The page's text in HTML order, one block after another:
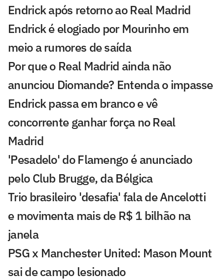
Endrick após retorno ao Real Madrid
Endrick é elogiado por Mourinho em
meio a rumores de saída
Por que o Real Madrid ainda não
anunciou Diomande? Entenda o impasse
Endrick passa em branco e vê
concorrente ganhar força no Real
Madrid
'Pesadelo' do Flamengo é anunciado
pelo Club Brugge, da Bélgica
Trio brasileiro 'desafia' fala de Ancelotti
e movimenta mais de R$ 1 bilhão na
janela
PSG x Manchester United: Mason Mount
sai de campo lesionado